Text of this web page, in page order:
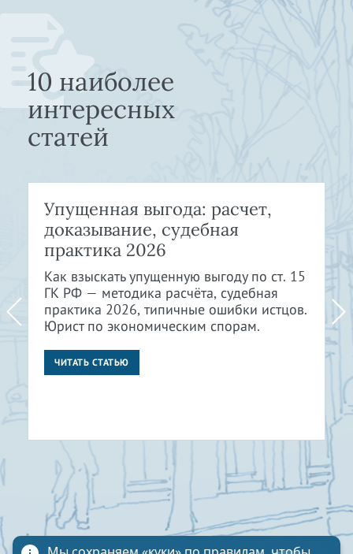
10 наиболее
интересных
статей
Упущенная выгода: расчет,
доказывание, судебная
практика 2026
Как взыскать упущенную выгоду по ст. 15
ГК РФ — методика расчёта, судебная
практика 2026, типичные ошибки истцов.
Юрист по экономическим спорам.
ЧИТАТЬ СТАТЬЮ